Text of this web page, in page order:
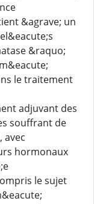
&agrave; un
&raquo;
le traitement
adjuvant des
souffrant de
avec
hormonaux
le sujet